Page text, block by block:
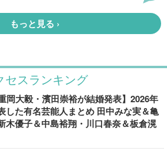
セスランキング
岡大毅・濱田崇裕が結婚発表】2026年
した有名芸能人まとめ 田中みな実＆亀
木優子＆中島裕翔・川口春奈＆板倉滉